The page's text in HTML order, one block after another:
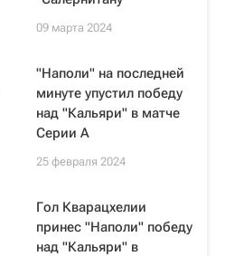
09 марта 2024
"Наполи" на последней
минуте упустил победу
над "Кальяри" в матче
Серии А
25 февраля 2024
Гол Кварацхелии
принес "Наполи" победу
над "Кальяри" в